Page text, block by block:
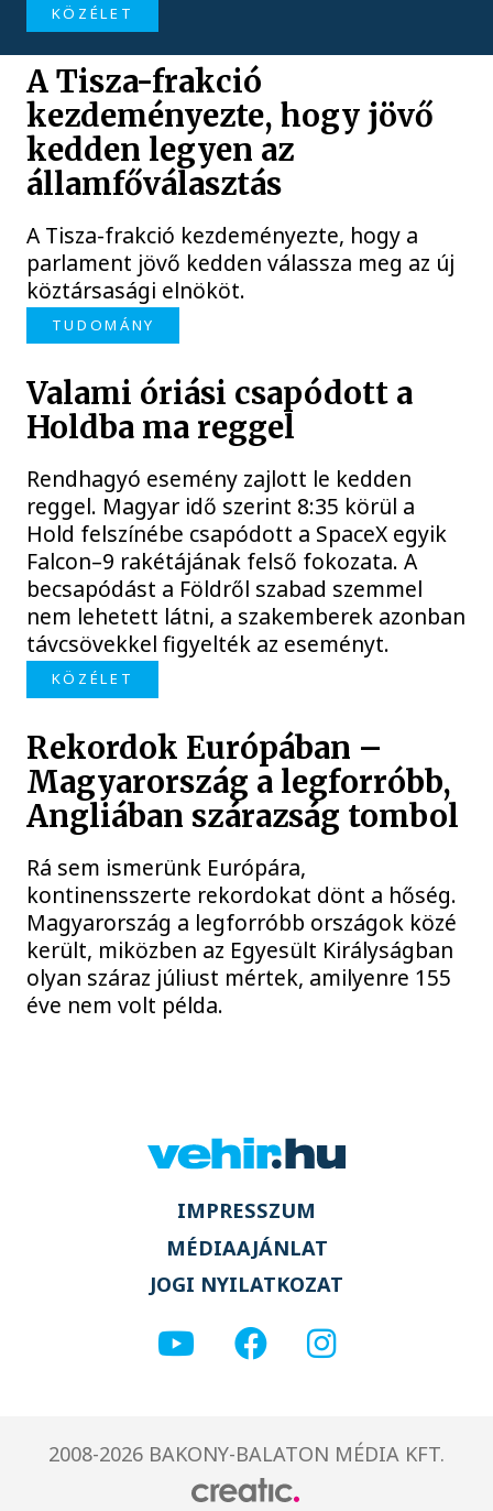
KÖZÉLET
A Tisza-frakció
kezdeményezte, hogy jövő
kedden legyen az
államfőválasztás
A Tisza-frakció kezdeményezte, hogy a
parlament jövő kedden válassza meg az új
köztársasági elnököt.
TUDOMÁNY
Valami óriási csapódott a
Holdba ma reggel
Rendhagyó esemény zajlott le kedden
reggel. Magyar idő szerint 8:35 körül a
Hold felszínébe csapódott a SpaceX egyik
Falcon–9 rakétájának felső fokozata. A
becsapódást a Földről szabad szemmel
nem lehetett látni, a szakemberek azonban
távcsövekkel figyelték az eseményt.
KÖZÉLET
Rekordok Európában –
Magyarország a legforróbb,
Angliában szárazság tombol
Rá sem ismerünk Európára,
kontinensszerte rekordokat dönt a hőség.
Magyarország a legforróbb országok közé
került, miközben az Egyesült Királyságban
olyan száraz júliust mértek, amilyenre 155
éve nem volt példa.
IMPRESSZUM
MÉDIAAJÁNLAT
JOGI NYILATKOZAT
2008-2026 BAKONY-BALATON MÉDIA KFT.